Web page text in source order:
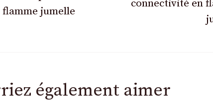
jumelle
connectivité en
également aimer